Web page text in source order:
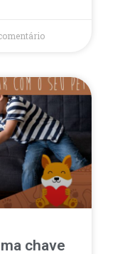
chave